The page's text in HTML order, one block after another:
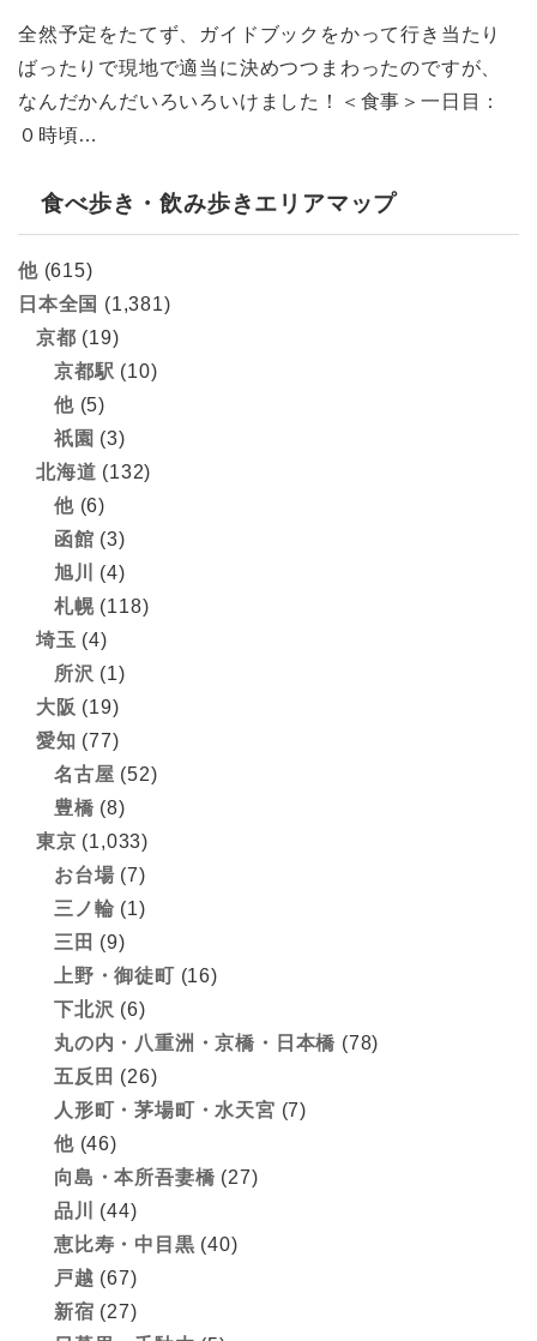
全然予定をたてず、ガイドブックをかって行き当たり
ばったりで現地で適当に決めつつまわったのですが、
なんだかんだいろいろいけました！＜食事＞一日目：
０時頃…
食べ歩き・飲み歩きエリアマップ
他(615)
日本全国 (1,381)
京都 (19)
京都駅 (10)
他(5)
祇園 (3)
北海道 (132)
他(6)
函館 (3)
旭川
(4)
札幌(118)
埼玉 (4)
所沢 (1)
大阪 (19)
愛知 (77)
名古屋 (52)
豊橋 (8)
東京 (1,033)
お台場 (7)
三ノ輪 (1)
三田 (9)
上野・御徒町 (16)
下北沢 (6)
丸の内・八重洲・京橋・日本橋 (78)
五反田 (26)
人形町・茅場町・水天宮 (7)
他(46)
向島・本所吾妻橋 (27)
品川
(44)
恵比寿・中目黒 (40)
戸越 (67)
新宿 (27)